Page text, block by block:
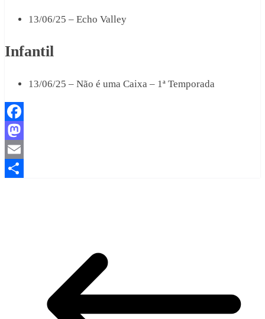
13/06/25 – Echo Valley
Infantil
13/06/25 – Não é uma Caixa – 1ª Temporada
Facebook
Mastodon
Email